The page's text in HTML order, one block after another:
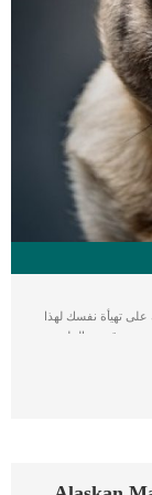
تهيأة نفسك لهذا
مرض قصور القلب
الكائنات الحية بما فى
الكلاب, واى قصور به